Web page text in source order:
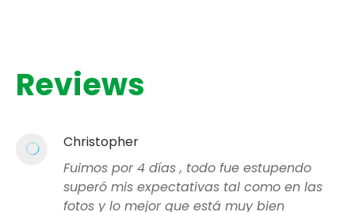
Reviews
Christopher
Fuimos por 4 días , todo fue estupendo
superó mis expectativas tal como en las
fotos y lo mejor que está muy bien